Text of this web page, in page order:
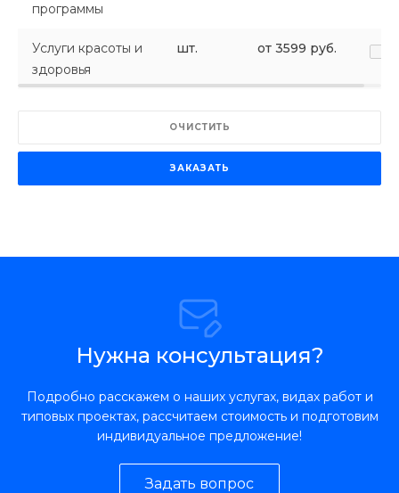
программы
Услуги красоты и
здоровья
шт. от 3599 руб.
ОЧИСТИТЬ
ЗАКАЗАТЬ
Нужна консультация?
Подробно расскажем о наших услугах, видах работ и
типовых проектах, рассчитаем стоимость и подготовим
индивидуальное предложение!
Задать вопрос